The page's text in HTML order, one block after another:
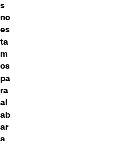
s
no
es
ta
m
os
pa
ra
al
ab
ar